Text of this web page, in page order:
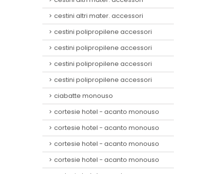
cestini altri mater. accessori
cestini polipropilene accessori
cestini polipropilene accessori
cestini polipropilene accessori
cestini polipropilene accessori
ciabatte monouso
cortesie hotel - acanto monouso
cortesie hotel - acanto monouso
cortesie hotel - acanto monouso
cortesie hotel - acanto monouso